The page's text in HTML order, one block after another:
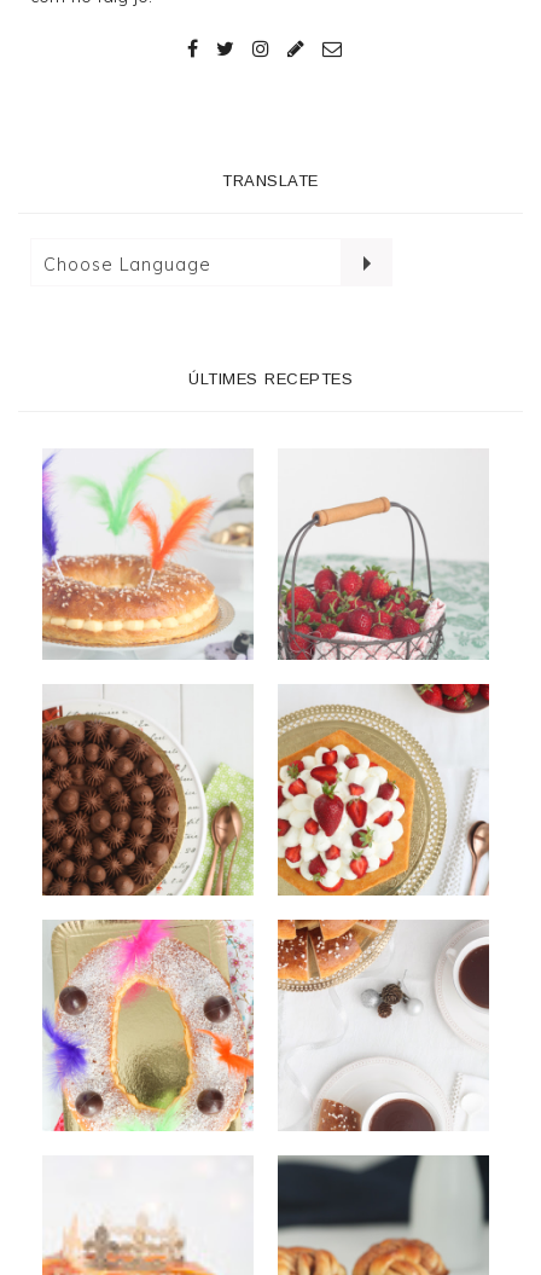
TRANSLATE
ÚLTIMES RECEPTES